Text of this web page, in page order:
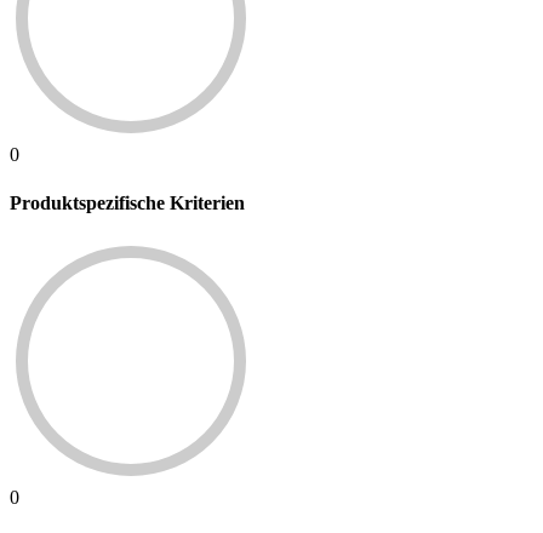
0
Produktspezifische Kriterien
0